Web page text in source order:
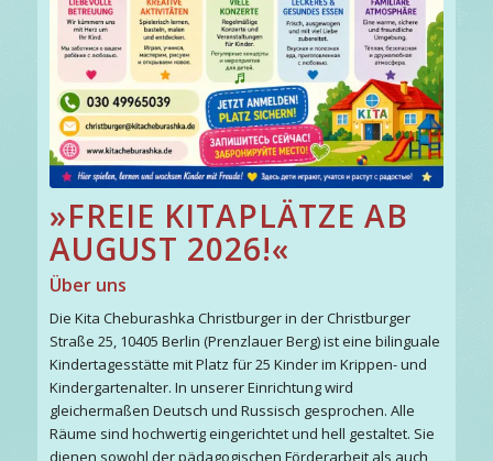
»FREIE KITAPLÄTZE AB
AUGUST 2026!«
Über uns
Die Kita Cheburashka Christburger in der Christburger
Straße 25, 10405 Berlin (Prenzlauer Berg) ist eine bilinguale
Kindertagesstätte mit Platz für 25 Kinder im Krippen- und
Kindergartenalter. In unserer Einrichtung wird
gleichermaßen Deutsch und Russisch gesprochen. Alle
Räume sind hochwertig eingerichtet und hell gestaltet. Sie
dienen sowohl der pädagogischen Förderarbeit als auch